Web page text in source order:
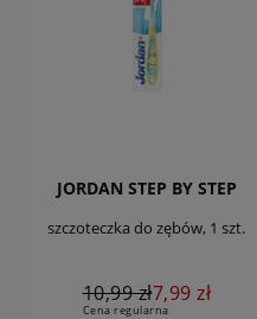
JORDAN STEP BY STEP
szczoteczka do zębów, 1 szt.
10,99 zł
Cena regularna
7,99 zł